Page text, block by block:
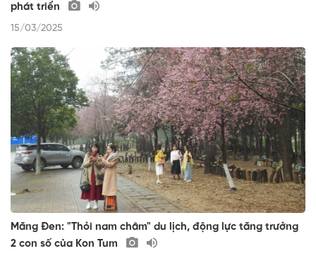
phát triển
15/03/2025
Măng Đen: "Thỏi nam châm" du lịch, động lực tăng trưởng
2 con số của Kon Tum